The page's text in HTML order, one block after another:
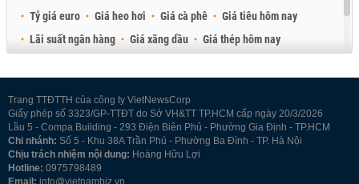
Tỷ giá euro
Giá heo hơi Giá cà phê
Giá tiêu hôm nay
Lãi suất ngân hàng
Giá xăng dầu
Giá thép hôm nay
Trang TTĐTTH của công ty VietNewsCorp
Giấy phép số 3323/GP-TTĐT do Sở VH&TT TP.HCM cấp ngày 20/3/2026
Lầu 5 - Compa Building - 293 Điện Biên Phủ - Phường Gia Định - TP.HCM
Chi nhánh: Số 5 - Khu 38A Trần Phú - Phường Ba Đình - TP. Hà Nội
Chịu trách nhiệm nội dung: Hoàng Hữu Lợi
Hotline: 0975798489
Email: info@vietnambiz.vn